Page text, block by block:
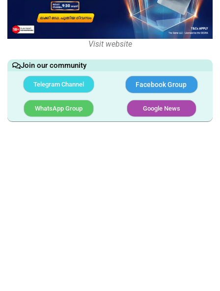
Visit website
Join our community
Telegram Channel Facebook Group
WhatsApp Group Google News